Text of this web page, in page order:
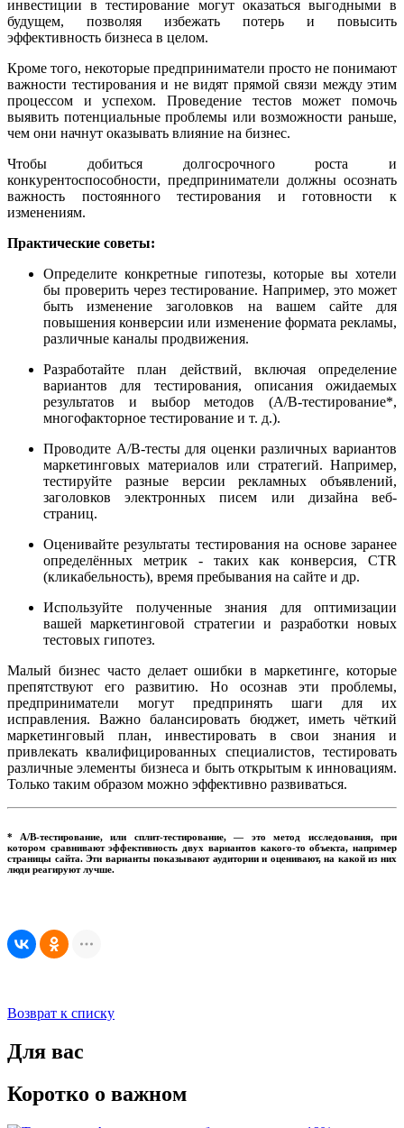
инвестиции в тестирование могут оказаться выгодными в
будущем, позволяя избежать потерь и повысить
эффективность бизнеса в целом.
Кроме того, некоторые предприниматели просто не понимают
важности тестирования и не видят прямой связи между этим
процессом и успехом. Проведение тестов может помочь
выявить потенциальные проблемы или возможности раньше,
чем они начнут оказывать влияние на бизнес.
Чтобы добиться долгосрочного роста и
конкурентоспособности, предприниматели должны осознать
важность постоянного тестирования и готовности к
изменениям.
Практические советы:
Определите конкретные гипотезы, которые вы хотели
бы проверить через тестирование. Например, это может
быть изменение заголовков на вашем сайте для
повышения конверсии или изменение формата рекламы,
различные каналы продвижения.
Разработайте план действий, включая определение
вариантов для тестирования, описания ожидаемых
результатов и выбор методов (A/B-тестирование*,
многофакторное тестирование и т. д.).
Проводите A/B-тесты для оценки различных вариантов
маркетинговых материалов или стратегий. Например,
тестируйте разные версии рекламных объявлений,
заголовков электронных писем или дизайна веб-
страниц.
Оценивайте результаты тестирования на основе заранее
определённых метрик - таких как конверсия, CTR
(кликабельность), время пребывания на сайте и др.
Используйте полученные знания для оптимизации
вашей маркетинговой стратегии и разработки новых
тестовых гипотез.
Малый бизнес часто делает ошибки в маркетинге, которые
препятствуют его развитию. Но осознав эти проблемы,
предприниматели могут предпринять шаги для их
исправления. Важно балансировать бюджет, иметь чёткий
маркетинговый план, инвестировать в свои знания и
привлекать квалифицированных специалистов, тестировать
различные элементы бизнеса и быть открытым к инновациям.
Только таким образом можно эффективно развиваться.
* A/B-тестирование, или сплит-тестирование, — это метод исследования, при
котором сравнивают эффективность двух вариантов какого-то объекта, например
страницы сайта. Эти варианты показывают аудитории и оценивают, на какой из них
люди реагируют лучше.
Возврат к списку
Для вас
Коротко о важном